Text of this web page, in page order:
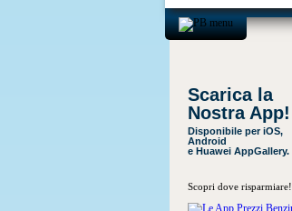
Scarica la
Nostra App!
Disponibile per iOS,
Android
e Huawei AppGallery.
Scopri dove risparmiare!